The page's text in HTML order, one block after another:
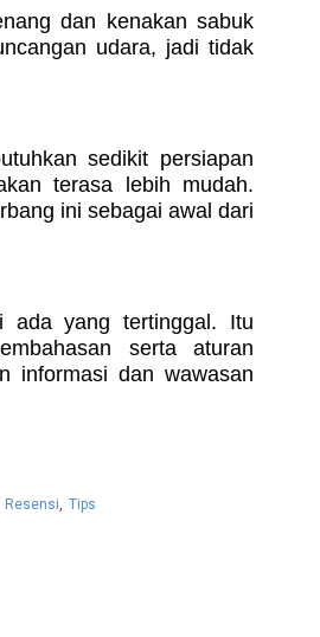
dan kenakan sabuk
udara, jadi tidak
sedikit persiapan
terasa lebih mudah.
ini sebagai awal dari
ada yang tertinggal. Itu
serta aturan
informasi dan wawasan
Resensi Tips